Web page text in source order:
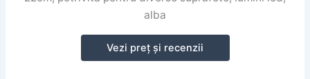
Vezi preț și recenzii